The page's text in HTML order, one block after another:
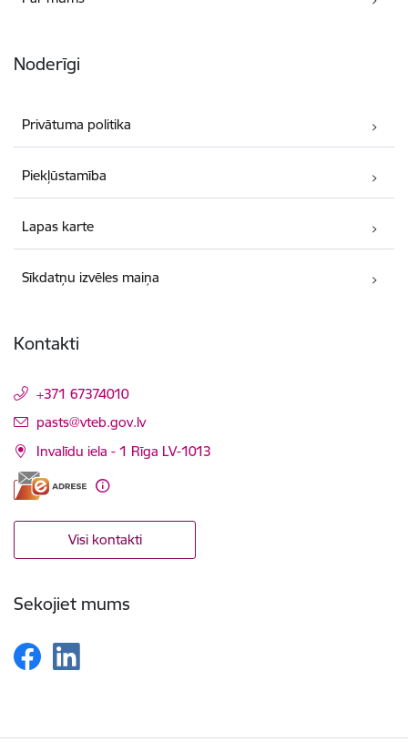
Noderīgi
Privātuma politika
Piekļūstamība
Lapas karte
Sīkdatņu izvēles maiņa
Kontakti
+371 67374010
E-pasts:
pasts@vteb.gov.lv
Invalīdu iela - 1 Rīga LV-1013
Visi kontakti
Sekojiet mums